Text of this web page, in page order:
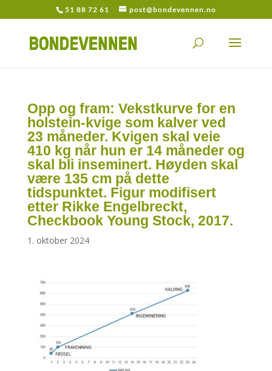
51 88 72 61 post@bondevennen.no
Opp og fram: Vekstkurve for en
holstein-kvige som kalver ved
23 måneder. Kvigen skal veie
410 kg når hun er 14 måneder og
skal bli inseminert. Høyden skal
være 135 cm på dette
tidspunktet. Figur modifisert
etter Rikke Engelbreckt,
Checkbook Young Stock, 2017.
1. oktober 2024